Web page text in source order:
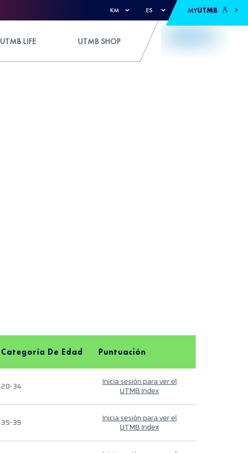
KM ES MYUTMB
UTMB LIFE UTMB SHOP
Categoría De Edad Puntuación
20-34
Inicia sesión para ver el
UTMB Index
35-39
Inicia sesión para ver el
UTMB Index